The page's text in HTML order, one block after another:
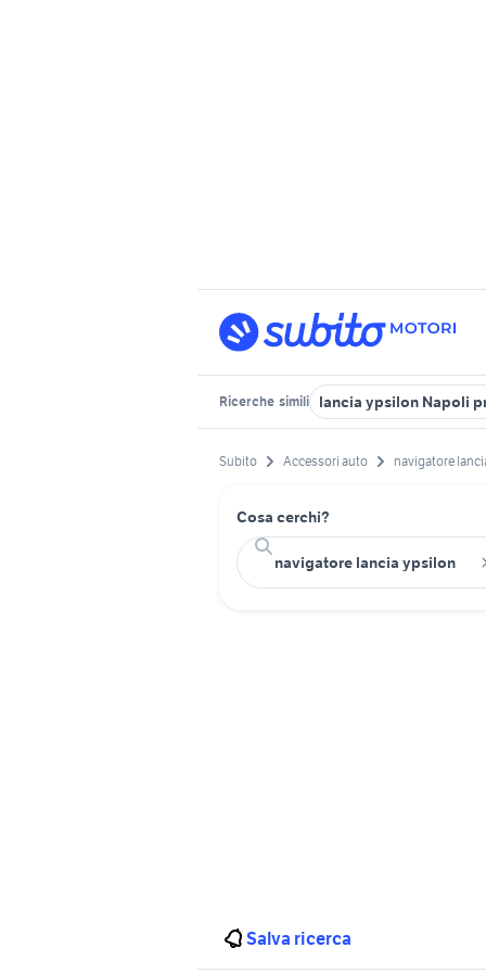
Ricerche simili lancia ypsilon Napoli
Subito Accessori auto navigatore
Cosa cerchi?
Salva ricerca